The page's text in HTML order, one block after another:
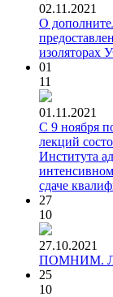
02.11.2021
О
изоляторах
01
11
01.11.2021
С 9 ноября
лекций
Института
сдаче
27
10
27.10.2021
ПОМНИМ.
25
10